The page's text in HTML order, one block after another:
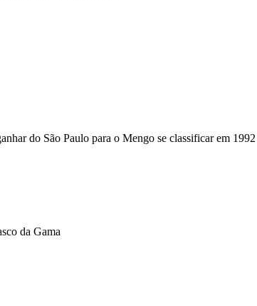
do São Paulo para o Mengo se classificar em
da Gama